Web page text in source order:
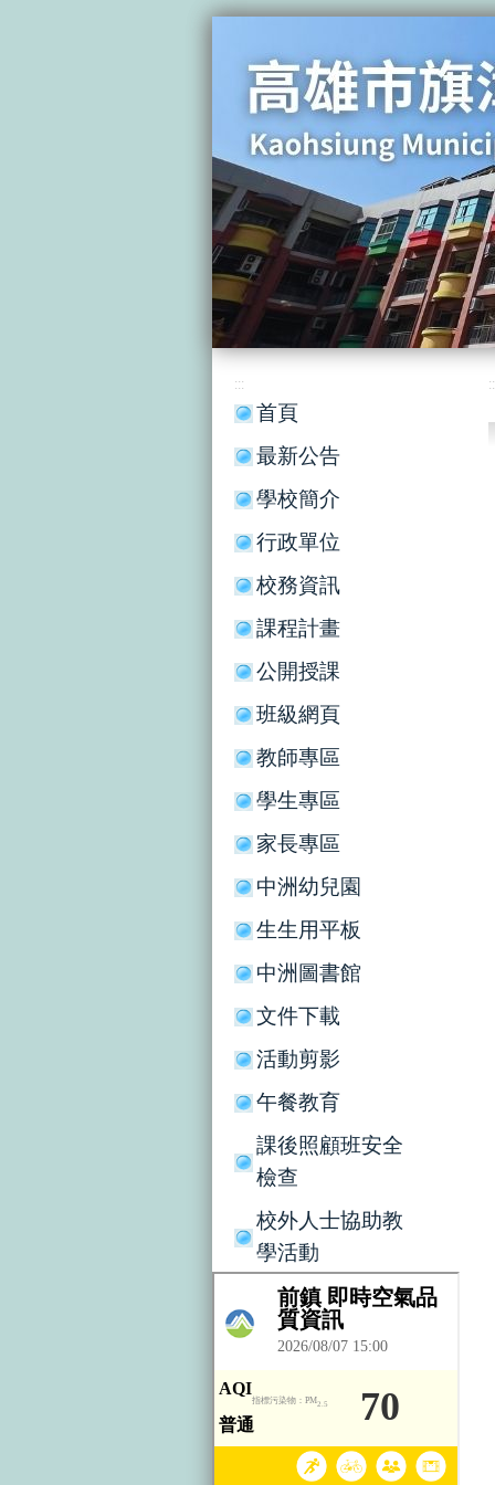
:::
首頁
最新公告
學校簡介
行政單位
校務資訊
課程計畫
公開授課
班級網頁
教師專區
學生專區
家長專區
中洲幼兒園
生生用平板
中洲圖書館
文件下載
活動剪影
午餐教育
課後照顧班安全
檢查
校外人士協助教
學活動